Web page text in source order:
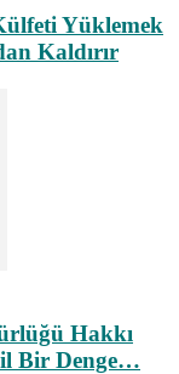
Yüklemek
Kaldırır
Hakkı
Bir Denge…